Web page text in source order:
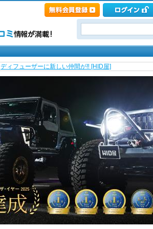
ディフューザーに新しい仲間が‼️ [HID屋]